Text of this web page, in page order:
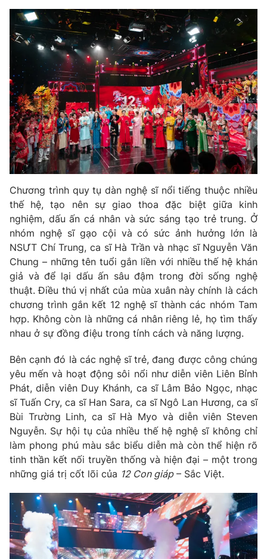
Emagazine Podcast
Photo Infographic
Video Shorts video
VTV Money VTV Thể thao
VTV Sức khoẻ Bất động sản
Thị trường 24h Tấm lòng Việt
VTV4 Vươn mình bằng AI
VTV9 VTV8
Liên hệ tòa soạn English
Theo dõi báo trên
Cơ quan chủ quản:Đài Truyền hình Việt Nam
Cơ quan báo chí:Thời báo VTV
Giấy phép hoạt động báo in và báo điện tử số 483/GP-BTTTT
Tổng Biên tập:Vũ Thanh Thủy
Phó Tổng Biên tập:Nguyễn Thị Mỹ Hạnh, Phạm Quốc Thắng,
Nguyễn Trọng Ninh
Tổng đài VTV:024.38 355 931 - 024.38 355 932
Chương trình quy tụ dàn nghệ sĩ nổi tiếng thuộc nhiều
thế hệ, tạo nên sự giao thoa đặc biệt giữa kinh
nghiệm, dấu ấn cá nhân và sức sáng tạo trẻ trung. Ở
nhóm nghệ sĩ gạo cội và có sức ảnh hưởng lớn là
NSƯT Chí Trung, ca sĩ Hà Trần và nhạc sĩ Nguyễn Văn
Chung – những tên tuổi gắn liền với nhiều thế hệ khán
giả và để lại dấu ấn sâu đậm trong đời sống nghệ
thuật. Điều thú vị nhất của mùa xuân này chính là cách
chương trình gắn kết 12 nghệ sĩ thành các nhóm Tam
hợp. Không còn là những cá nhân riêng lẻ, họ tìm thấy
nhau ở sự đồng điệu trong tính cách và năng lượng.
Bên cạnh đó là các nghệ sĩ trẻ, đang được công chúng
yêu mến và hoạt động sôi nổi như diễn viên Liên Bỉnh
Phát, diễn viên Duy Khánh, ca sĩ Lâm Bảo Ngọc, nhạc
sĩ Tuấn Cry, ca sĩ Han Sara, ca sĩ Ngô Lan Hương, ca sĩ
Bùi Trường Linh, ca sĩ Hà Myo và diễn viên Steven
Nguyễn. Sự hội tụ của nhiều thế hệ nghệ sĩ không chỉ
làm phong phú màu sắc biểu diễn mà còn thể hiện rõ
tinh thần kết nối truyền thống và hiện đại – một trong
những giá trị cốt lõi của 12 Con giáp– Sắc Việt.